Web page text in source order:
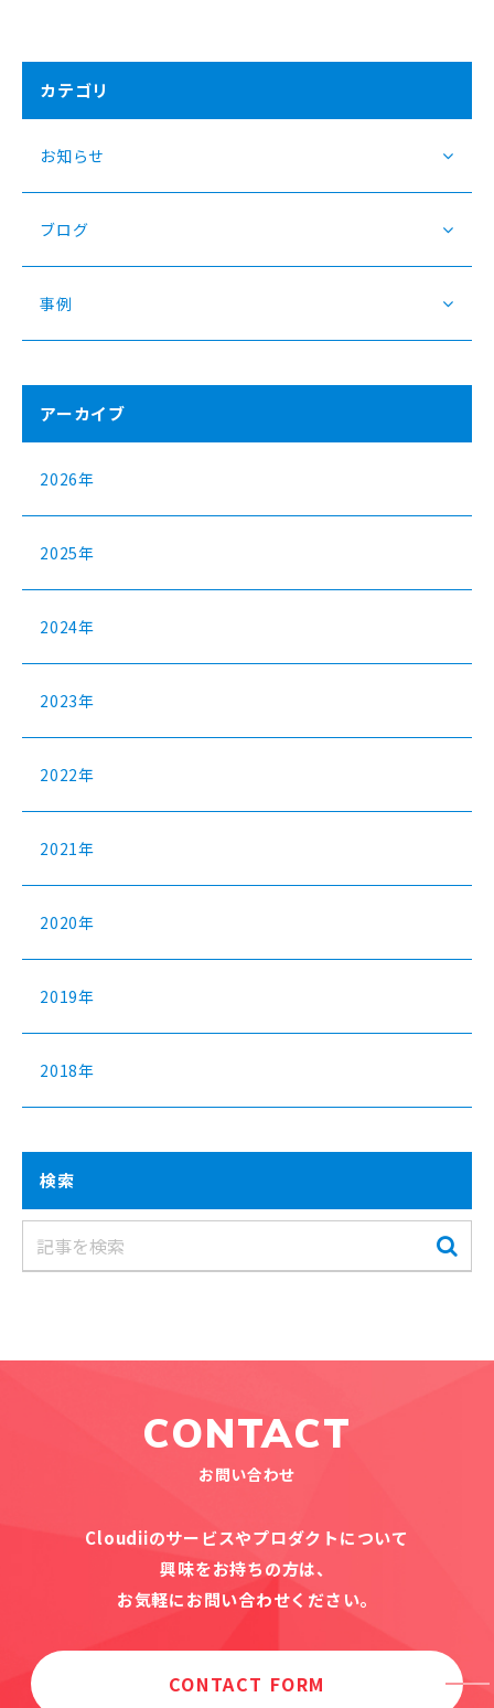
カテゴリ
お知らせ
ブログ
事例
アーカイブ
2026年
2025年
2024年
2023年
2022年
2021年
2020年
2019年
2018年
検索
CONTACT
お問い合わせ
Cloudiiのサービスやプロダクトについて
興味をお持ちの方は、
お気軽にお問い合わせください。
CONTACT FORM